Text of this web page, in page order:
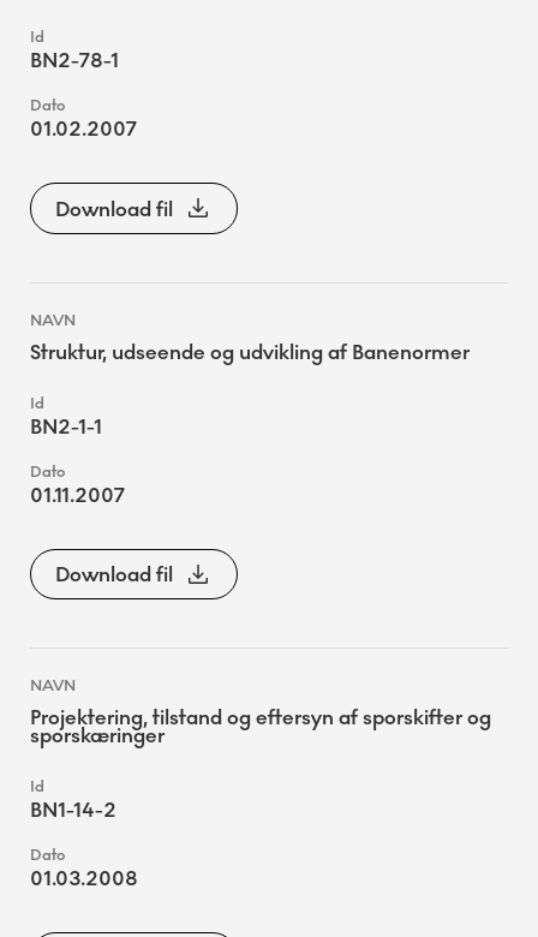
BN2-78-1
01.02.2007
Download fil
Struktur, udseende og udvikling af Banenormer
BN2-1-1
01.11.2007
Download fil
Projektering, tilstand og eftersyn af sporskifter og
sporskæringer
BN1-14-2
01.03.2008